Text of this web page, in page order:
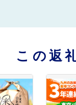
この返